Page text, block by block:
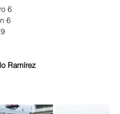
6
6
Ramírez